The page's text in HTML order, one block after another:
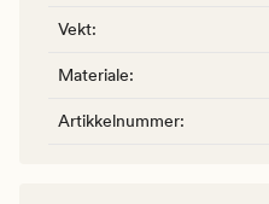
Vekt:
Materiale:
Artikkelnummer: